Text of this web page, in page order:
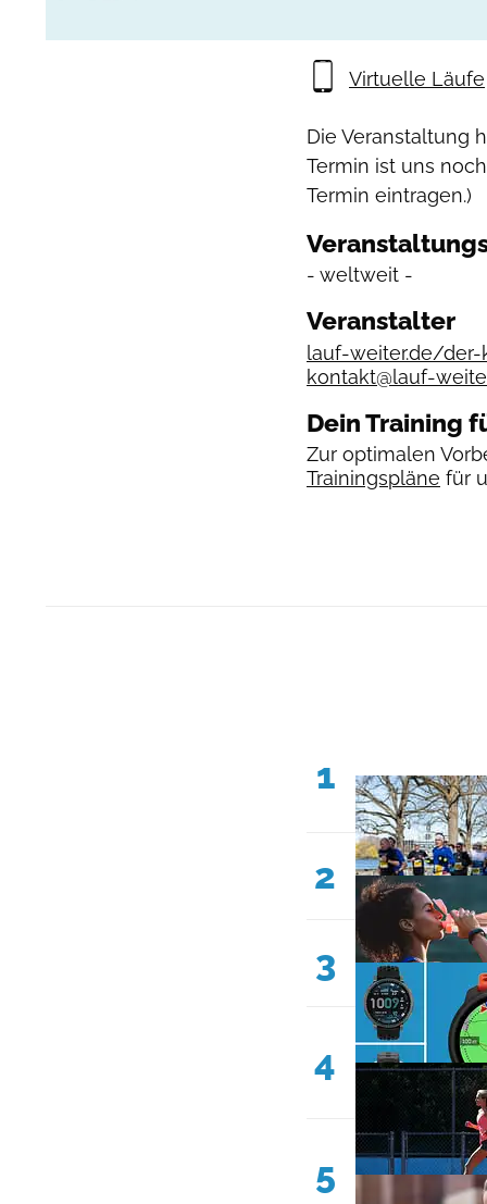
Virtuelle Läufe
Die Veranstaltung
Termin ist uns
Termin eintragen.)
- weltweit -
Veranstalter
lauf-weiter.de/
kontakt@lauf-
Dein Training
Zur optimalen
Trainingspläne für
1
2
3
4
5